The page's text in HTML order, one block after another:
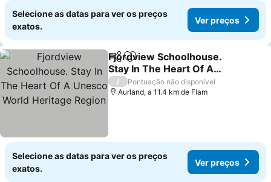
Selecione as datas para ver os preços
exatos.
Ver preços
PartilharAdicionar aos favoritos
Fjordview Schoolhouse.
Stay In The Heart Of A
Unesco World Heritage
Region
/
Pontuação não disponível
Aurland, a 11.4 km de Flam
Selecione as datas para ver os preços
exatos.
Ver preços